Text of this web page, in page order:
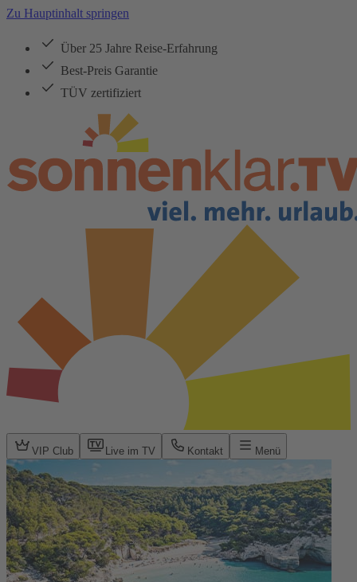
Zu Hauptinhalt springen
Über 25 Jahre Reise-Erfahrung
Best-Preis Garantie
TÜV zertifiziert
VIP Club Live im TV Kontakt Menü